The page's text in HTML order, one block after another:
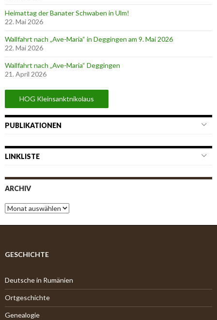
Heimattag der Banater Schwaben in Ulm!
22. Mai 2026
Wallfahrt nach „Ave-Maria“ in Deggingen am 9. Mai 2026
22. Mai 2026
Wallfahrt nach „Ave-Maria“ Deggingen
21. April 2026
HOG Kleinsanktnikolaus
PUBLIKATIONEN
LINKLISTE
ARCHIV
A
r
c
v
GESCHICHTE
Deutsche in Rumänien
Ortgeschichte
Genealogie